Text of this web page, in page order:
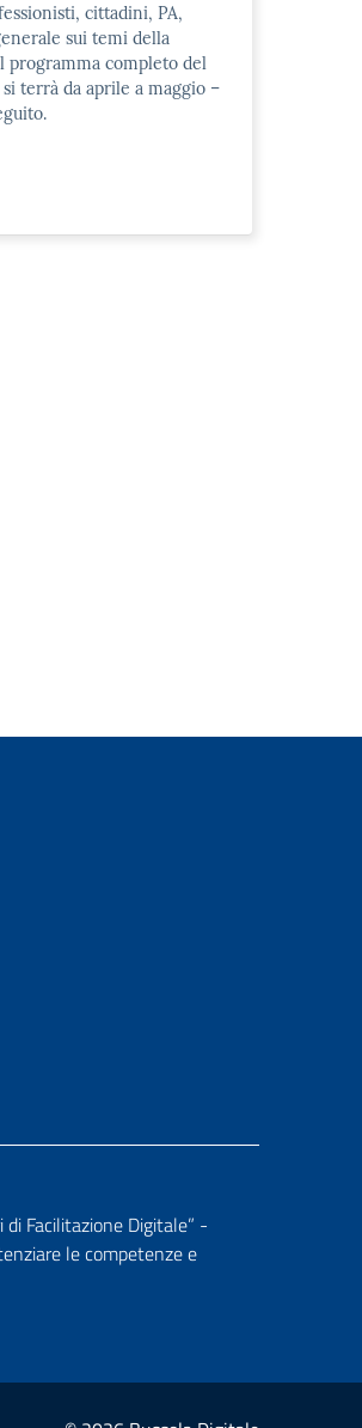
cittadini, PA,
sui temi della
programma completo del
terrà da aprile a maggio –
Facilitazione Digitale” -
le competenze e